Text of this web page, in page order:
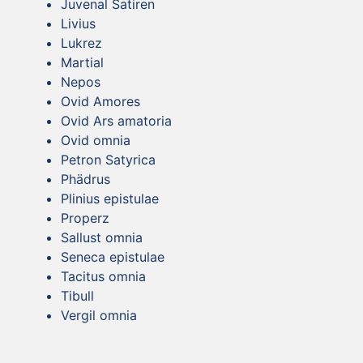
Juvenal Satiren
Livius
Lukrez
Martial
Nepos
Ovid Amores
Ovid Ars amatoria
Ovid omnia
Petron Satyrica
Phädrus
Plinius epistulae
Properz
Sallust omnia
Seneca epistulae
Tacitus omnia
Tibull
Vergil omnia